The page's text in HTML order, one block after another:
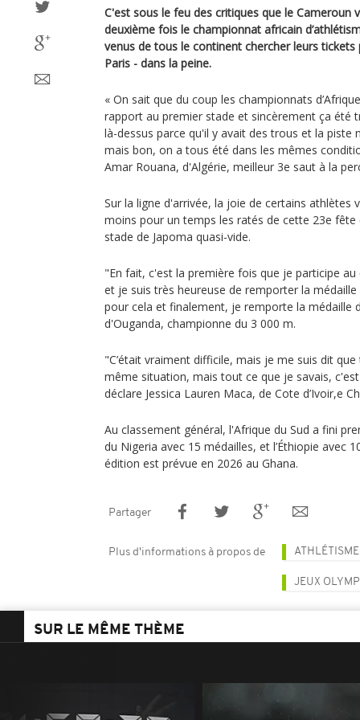
C'est sous le feu des critiques que le Cameroun
deuxième fois le championnat africain
venus de tous le continent chercher leurs tickets
Paris - dans la peine.
« On sait que du coup les championnats
rapport au premier stade et sincèrement ça été
là-dessus parce qu'il y avait des trous et la piste
mais bon, on a tous été dans les mêmes
Amar Rouana, d'Algérie, meilleur 3e saut à la
Sur la ligne d'arrivée, la joie de certains athlètes
moins pour un temps les ratés de cette 23e fête
stade de Japoma quasi-vide.
"En fait, c'est la première fois que je participe
et je suis très heureuse de remporter la
pour cela et finalement, je remporte la médaille
d'Ouganda, championne du 3 000 m.
"C’était vraiment difficile, mais je me suis dit
même situation, mais tout ce que je savais,
déclare Jessica Lauren Maca, de Cote d’Ivoir,e
Au classement général, l'Afrique du Sud a fini
du Nigeria avec 15 médailles, et l’Éthiopie avec
édition est prévue en 2026 au Ghana.
Partager
Plus d'informations à propos de ATHLÉTISME
JEUX
SUR LE MÊME THÈME